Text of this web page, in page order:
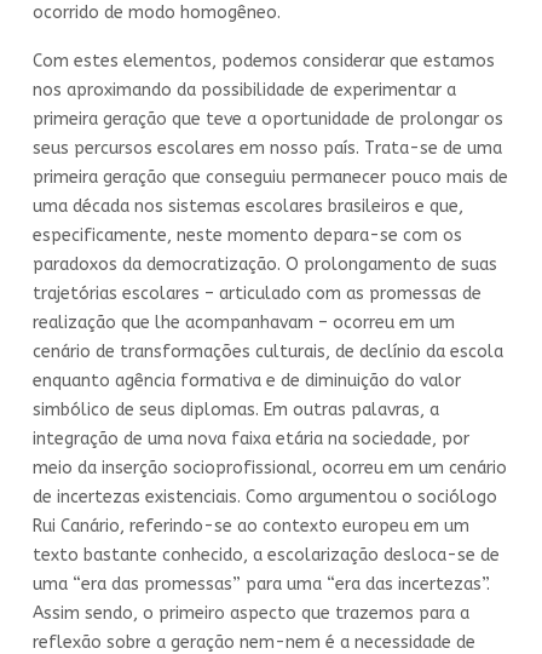
ocorrido de modo homogêneo.
Com estes elementos, podemos considerar que estamos
nos aproximando da possibilidade de experimentar a
primeira geração que teve a oportunidade de prolongar os
seus percursos escolares em nosso país. Trata-se de uma
primeira geração que conseguiu permanecer pouco mais de
uma década nos sistemas escolares brasileiros e que,
especificamente, neste momento depara-se com os
paradoxos da democratização. O prolongamento de suas
trajetórias escolares – articulado com as promessas de
realização que lhe acompanhavam – ocorreu em um
cenário de transformações culturais, de declínio da escola
enquanto agência formativa e de diminuição do valor
simbólico de seus diplomas. Em outras palavras, a
integração de uma nova faixa etária na sociedade, por
meio da inserção socioprofissional, ocorreu em um cenário
de incertezas existenciais. Como argumentou o sociólogo
Rui Canário, referindo-se ao contexto europeu em um
texto bastante conhecido, a escolarização desloca-se de
uma “era das promessas” para uma “era das incertezas”.
Assim sendo, o primeiro aspecto que trazemos para a
reflexão sobre a geração nem-nem é a necessidade de